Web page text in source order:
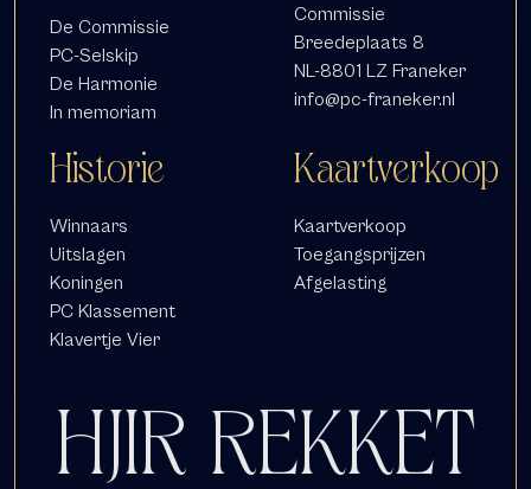
Commissie
Breedeplaats 8
NL-8801 LZ Franeker
info@pc-franeker.nl
De Commissie
PC-Selskip
De Harmonie
In memoriam
Historie
Winnaars
Uitslagen
Koningen
PC Klassement
Klavertje Vier
Kaartverkoop
Kaartverkoop
Toegangsprijzen
Afgelasting
HJIR REKKET